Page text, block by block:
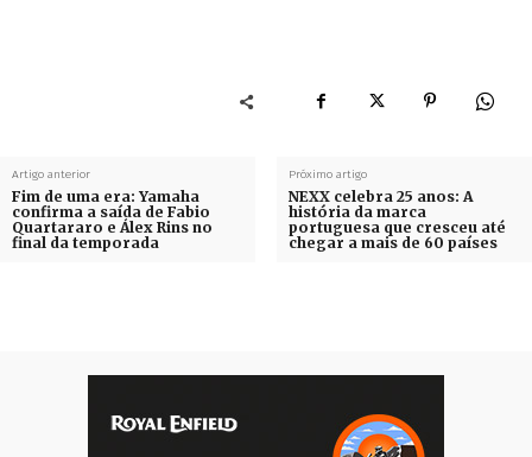
Artigo anterior
Fim de uma era: Yamaha
confirma a saída de Fabio
Quartararo e Álex Rins no
final da temporada
Próximo artigo
NEXX celebra 25 anos: A
história da marca
portuguesa que cresceu até
chegar a mais de 60 países